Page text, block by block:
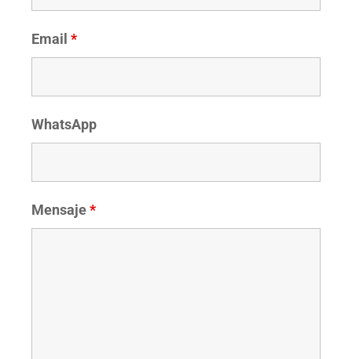
Email *
WhatsApp
Mensaje*